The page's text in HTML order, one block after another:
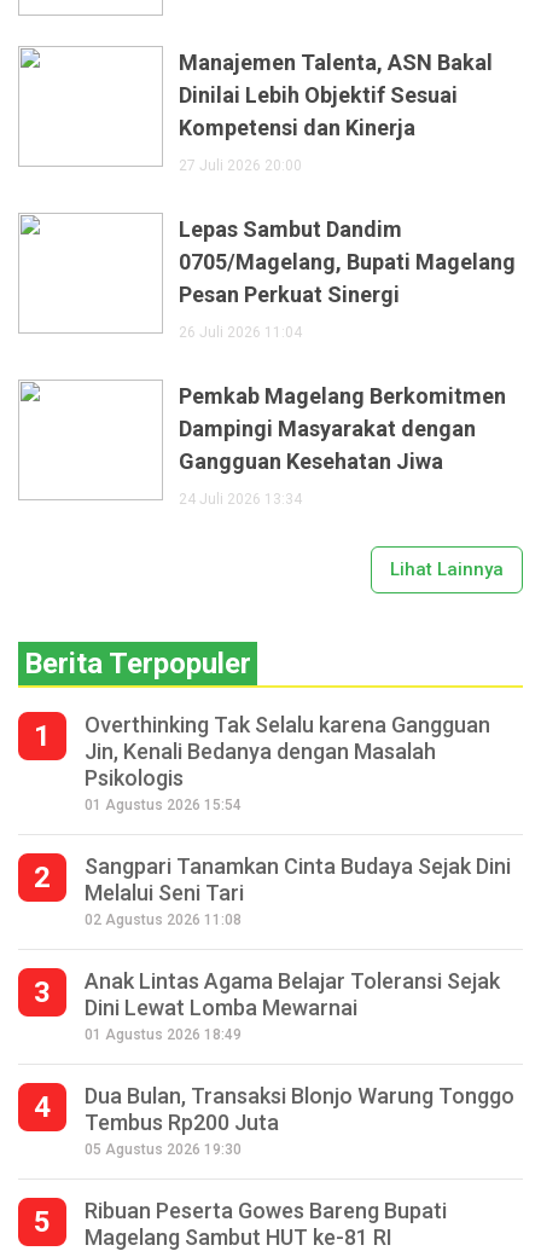
Manajemen Talenta, ASN Bakal
Dinilai Lebih Objektif Sesuai
Kompetensi dan Kinerja
27 Juli 2026 20:00
Lepas Sambut Dandim
0705/Magelang, Bupati Magelang
Pesan Perkuat Sinergi
26 Juli 2026 11:04
Pemkab Magelang Berkomitmen
Dampingi Masyarakat dengan
Gangguan Kesehatan Jiwa
24 Juli 2026 13:34
Lihat Lainnya
Berita Terpopuler
1
Overthinking Tak Selalu karena Gangguan
Jin, Kenali Bedanya dengan Masalah
Psikologis
01 Agustus 2026 15:54
2
Sangpari Tanamkan Cinta Budaya Sejak Dini
Melalui Seni Tari
02 Agustus 2026 11:08
3
Anak Lintas Agama Belajar Toleransi Sejak
Dini Lewat Lomba Mewarnai
01 Agustus 2026 18:49
4
Dua Bulan, Transaksi Blonjo Warung Tonggo
Tembus Rp200 Juta
05 Agustus 2026 19:30
5
Ribuan Peserta Gowes Bareng Bupati
Magelang Sambut HUT ke-81 RI